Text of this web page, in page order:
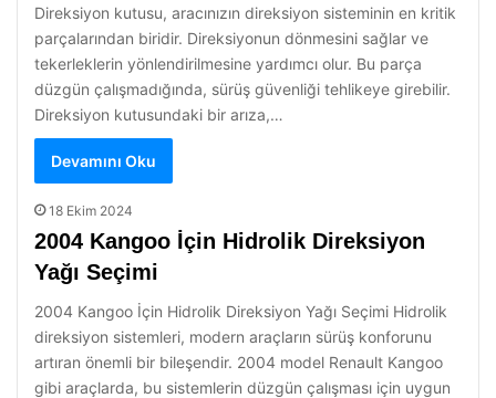
Direksiyon kutusu, aracınızın direksiyon sisteminin en kritik
parçalarından biridir. Direksiyonun dönmesini sağlar ve
tekerleklerin yönlendirilmesine yardımcı olur. Bu parça
düzgün çalışmadığında, sürüş güvenliği tehlikeye girebilir.
Direksiyon kutusundaki bir arıza,…
Devamını Oku
18 Ekim 2024
2004 Kangoo İçin Hidrolik Direksiyon
Yağı Seçimi
2004 Kangoo İçin Hidrolik Direksiyon Yağı Seçimi Hidrolik
direksiyon sistemleri, modern araçların sürüş konforunu
artıran önemli bir bileşendir. 2004 model Renault Kangoo
gibi araçlarda, bu sistemlerin düzgün çalışması için uygun